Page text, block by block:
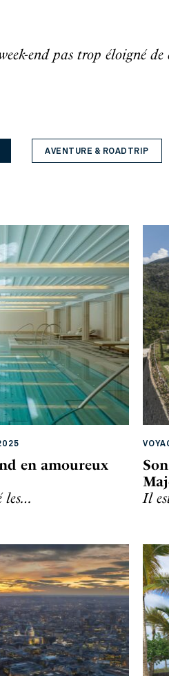
end pas trop éloigné
AVENTURE & ROADTRIP
en amoureux
les…
Il